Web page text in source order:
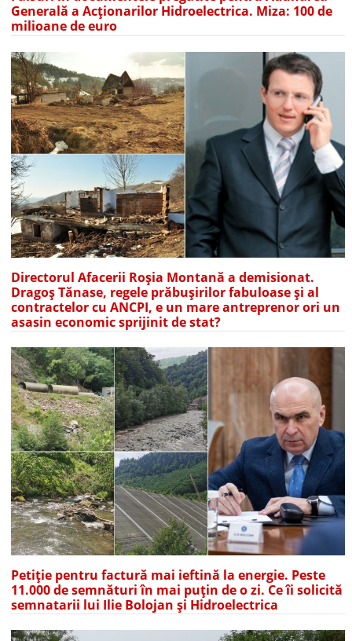
Generală a Acționarilor Hidroelectrica. Miza: 100 de
milioane de euro
Directorul Afacerii Roșia Montană a demisionat.
Dragoș Tănase, regele prăbușirilor fabuloase și al
contractelor cu ANCPI, e un mare antreprenor ori un
asasin economic sprijinit de stat?
Petiție pentru factură mai ieftină la energie. Peste
11.000 de semnături în mai puțin de o zi. Ce îi solicită
semnatarii lui Ilie Bolojan și Hidroelectrica